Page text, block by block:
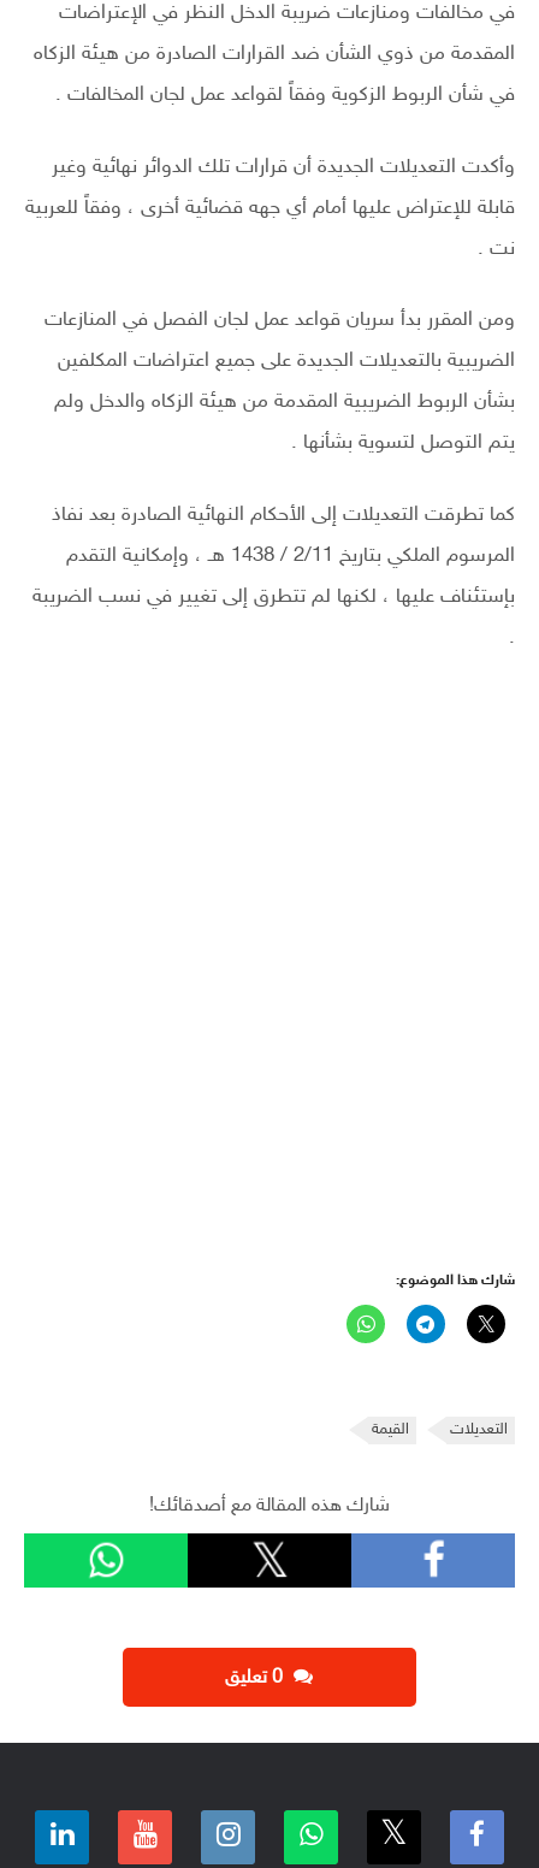
في مخالفات ومنازعات ضريبة الدخل النظر في الإعتراضات
المقدمة من ذوي الشأن ضد القرارات الصادرة من هيئة الزكاه
في شأن الربوط الزكوية وفقاً لقواعد عمل لجان المخالفات .
وأكدت التعديلات الجديدة أن قرارات تلك الدوائر نهائية وغير
قابلة للإعتراض عليها أمام أي جهه قضائية أخرى ، وفقاً للعربية
نت .
ومن المقرر بدأ سريان قواعد عمل لجان الفصل في المنازعات
الضريبية بالتعديلات الجديدة على جميع اعتراضات المكلفين
بشأن الربوط الضريبية المقدمة من هيئة الزكاه والدخل ولم
يتم التوصل لتسوية بشأنها .
كما تطرقت التعديلات إلى الأحكام النهائية الصادرة بعد نفاذ
المرسوم الملكي بتاريخ 2/11 / 1438 هـ ، وإمكانية التقدم
بإستئناف عليها ، لكنها لم تتطرق إلى تغيير في نسب الضريبة
.
شارك هذا الموضوع:
التعديلات القيمة
شارك هذه المقالة مع أصدقائك!